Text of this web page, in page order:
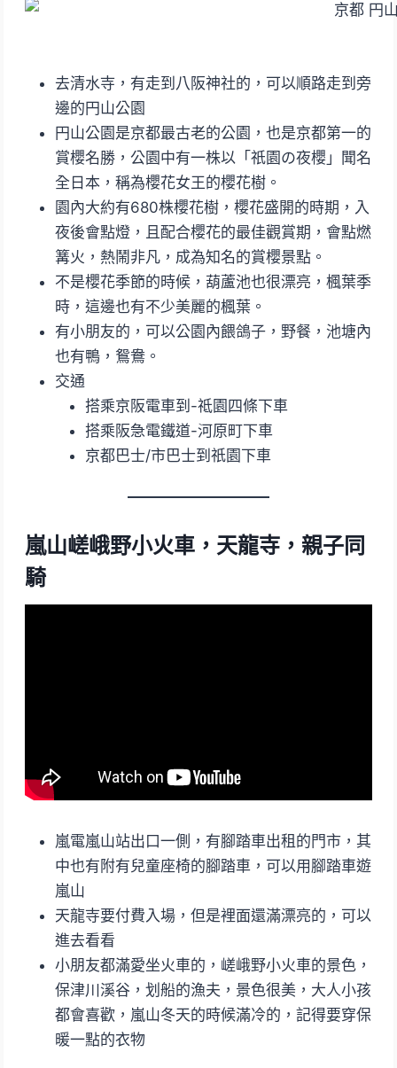
去清水寺，有走到八阪神社的，可以順路走到旁
邊的円山公園
円山公園是京都最古老的公園，也是京都第一的
賞櫻名勝，公園中有一株以「祇園の夜櫻」聞名
全日本，稱為櫻花女王的櫻花樹。
園內大約有680株櫻花樹，櫻花盛開的時期，入
夜後會點燈，且配合櫻花的最佳觀賞期，會點燃
篝火，熱鬧非凡，成為知名的賞櫻景點。
不是櫻花季節的時候，葫蘆池也很漂亮，楓葉季
時，這邊也有不少美麗的楓葉。
有小朋友的，可以公園內餵鴿子，野餐，池塘內
也有鴨，鴛鴦。
交通
搭乘京阪電車到-祗園四條下車
搭乘阪急電鐵道-河原町下車
京都巴士/市巴士到祇園下車
嵐山嵯峨野小火車，天龍寺，親子同
騎
嵐電嵐山站出口一側，有腳踏車出租的門市，其
中也有附有兒童座椅的腳踏車，可以用腳踏車遊
嵐山
天龍寺要付費入場，但是裡面還滿漂亮的，可以
進去看看
小朋友都滿愛坐火車的，嵯峨野小火車的景色，
保津川溪谷，划船的漁夫，景色很美，大人小孩
都會喜歡，嵐山冬天的時候滿冷的，記得要穿保
暖一點的衣物